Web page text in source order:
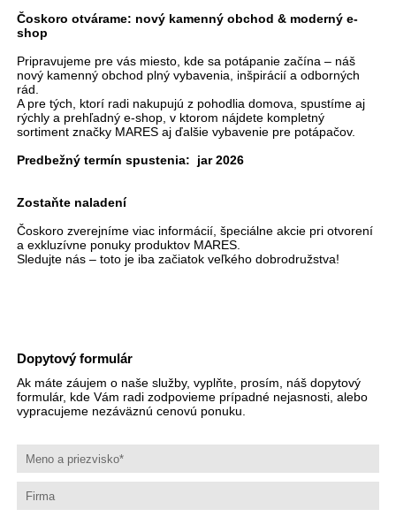
Čoskoro otvárame: nový kamenný obchod & moderný e-
shop
Pripravujeme pre vás miesto, kde sa potápanie začína – náš
nový kamenný obchod plný vybavenia, inšpirácií a odborných
rád.
A pre tých, ktorí radi nakupujú z pohodlia domova, spustíme aj
rýchly a prehľadný e-shop, v ktorom nájdete kompletný
sortiment značky MARES aj ďalšie vybavenie pre potápačov.
Predbežný termín spustenia:
jar 2026
Zostaňte naladení
Čoskoro zverejníme viac informácií, špeciálne akcie pri otvorení
a exkluzívne ponuky produktov MARES.
Sledujte nás – toto je iba začiatok veľkého dobrodružstva!
Dopytový formulár
Ak máte záujem o naše služby, vyplňte, prosím, náš dopytový
formulár, kde Vám radi zodpovieme prípadné nejasnosti, alebo
vypracujeme nezáväznú cenovú ponuku.